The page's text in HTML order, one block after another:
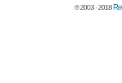
© 2003 - 2018